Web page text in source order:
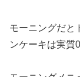
モーニングだと
ンケーキは実質